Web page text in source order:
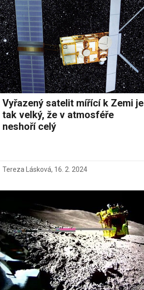
Ostatní
Vyřazený satelit mířící k Zemi je
tak velký, že v atmosféře
neshoří celý
Tereza Lásková, 16. 2. 2024